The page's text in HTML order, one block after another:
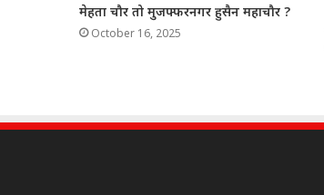
मेहता चौर तो मुजफ्फरनगर हुसैन महाचौर ?
October 16, 2025